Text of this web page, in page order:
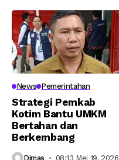
News Pemerintahan
Strategi Pemkab
Kotim Bantu UMKM
Bertahan dan
Berkembang
Dimas 08:13 Mei 19, 2026